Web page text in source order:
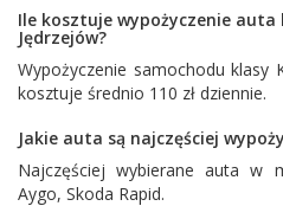
Ile kosztuje wypożyczenie
Jędrzejów?
Wypożyczenie samochodu klasy
kosztuje średnio 110 zł dziennie.
Jakie auta są najczęściej
Najczęściej wybierane auta w
Aygo, Skoda Rapid.